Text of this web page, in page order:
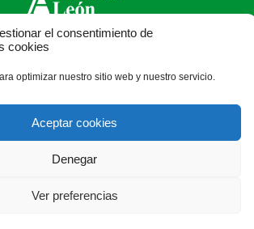
el consentimiento de
cookies
optimizar nuestro sitio web y nuestro servicio.
Aceptar cookies
Denegar
Ver preferencias
León - Jóvenes Agricultores
1 bajo - 24009 León - España · Tel.: +34